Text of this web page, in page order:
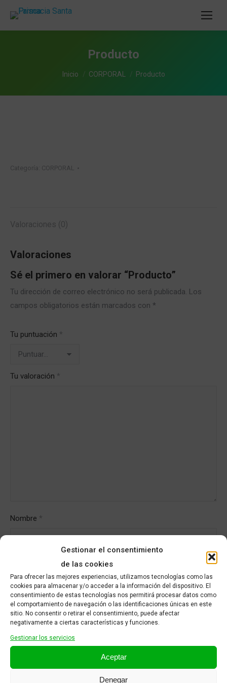
Gestionar el consentimiento
de las cookies
Para ofrecer las mejores experiencias, utilizamos tecnologías como las
cookies para almacenar y/o acceder a la información del dispositivo. El
consentimiento de estas tecnologías nos permitirá procesar datos como
el comportamiento de navegación o las identificaciones únicas en este
sitio. No consentir o retirar el consentimiento, puede afectar
negativamente a ciertas características y funciones.
Gestionar los servicios
Aceptar
Denegar
Producto
Estás aquí:
Inicio CORPORAL Producto
Categoría: CORPORAL
Valoraciones (0)
Valoraciones
Sé el primero en valorar “Producto”
Tu dirección de correo electrónico no será publicada. Los
campos obligatorios están marcados con *
Tu puntuación *
Tu valoración *
Nombre *
Correo electrónico*